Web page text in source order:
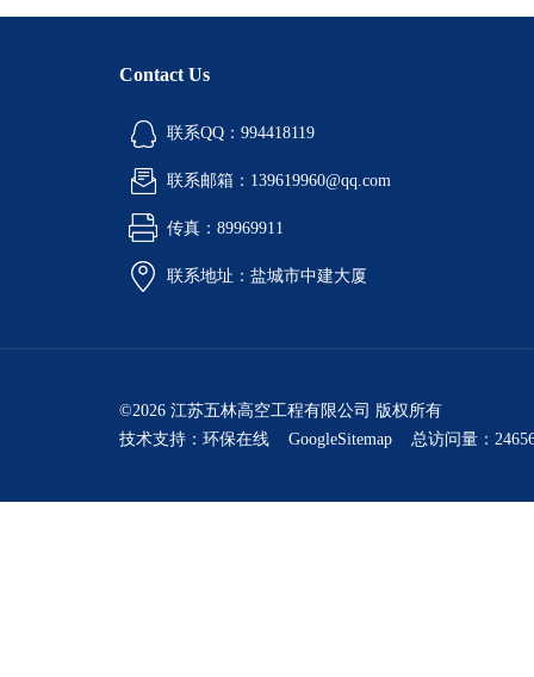
Contact Us
联系QQ：994418119
联系邮箱：139619960@qq.com
传真：89969911
联系地址：盐城市中建大厦
©2026 江苏五林高空工程有限公司 版权所有
技术支持： 环保在线 GoogleSitemap 总访问量：